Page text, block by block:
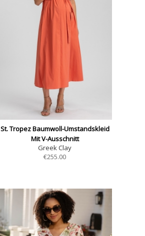
St. Tropez Baumwoll-Umstandskleid
Mit V-Ausschnitt
Greek Clay
€255.00